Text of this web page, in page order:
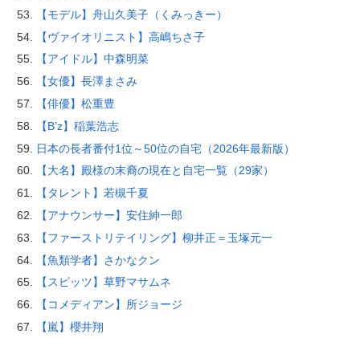
【モデル】舟山久美子（くみっきー）
【ヴァイオリニスト】高嶋ちさ子
【アイドル】中森明菜
【女優】長澤まさみ
【俳優】松重豊
【B’z】稲葉浩志
日本の長者番付1位～50位の自宅（2026年最新版）
【大名】殿様の末裔の現在と自宅一覧（29家）
【タレント】若槻千夏
【アナウンサー】安住紳一郎
【ファーストリテイリング】柳井正＝玉塚元一
【魚類学者】さかなクン
【スピッツ】草野マサムネ
【コメディアン】所ジョージ
【嵐】櫻井翔